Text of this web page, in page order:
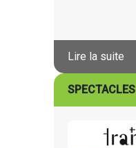
Lire la suite
SPECTACLES